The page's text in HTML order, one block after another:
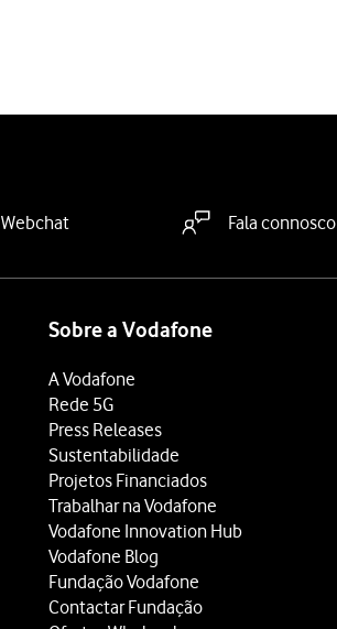
Webchat Fala connosco
Sobre a Vodafone
A Vodafone
Rede 5G
Press Releases
Sustentabilidade
Projetos Financiados
Trabalhar na Vodafone
Vodafone Innovation Hub
Vodafone Blog
Fundação Vodafone
Contactar Fundação